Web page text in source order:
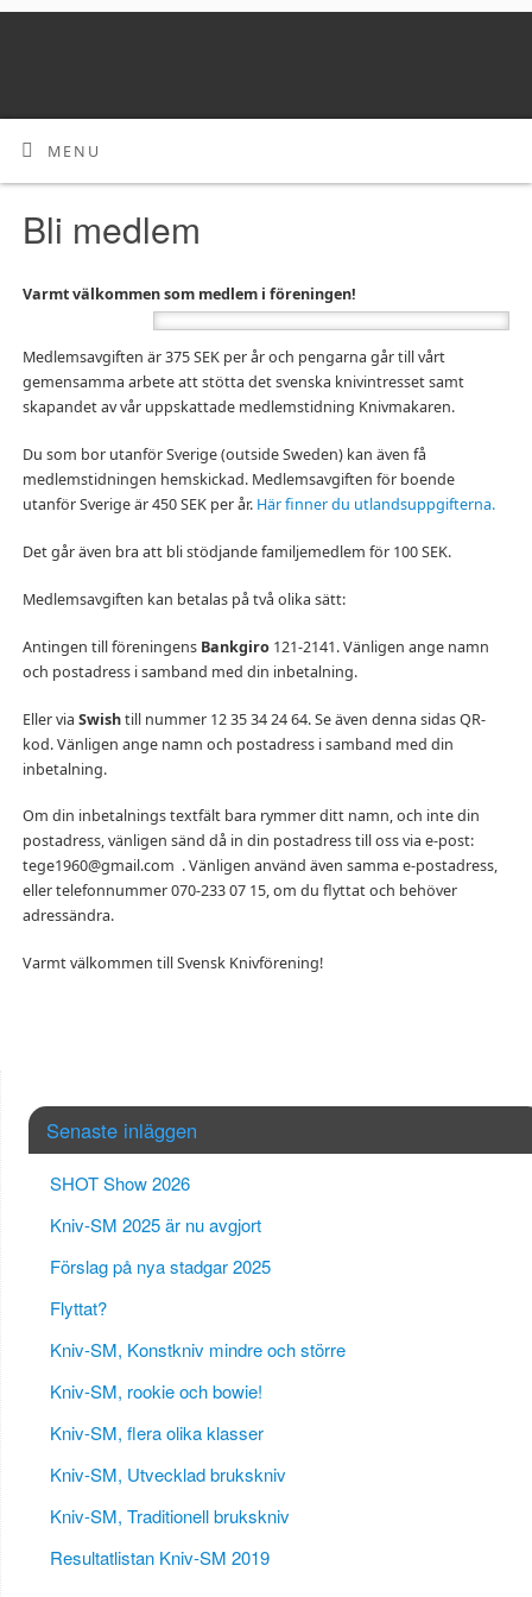
MENU
Bli medlem
Varmt välkommen som medlem i föreningen!
Medlemsavgiften är 375 SEK per år och pengarna går till vårt
gemensamma arbete att stötta det svenska knivintresset samt
skapandet av vår uppskattade medlemstidning Knivmakaren.
Du som bor utanför Sverige (outside Sweden) kan även få
medlemstidningen hemskickad. Medlemsavgiften för boende
utanför Sverige är 450 SEK per år. Här finner du utlandsuppgifterna.
Det går även bra att bli stödjande familjemedlem för 100 SEK.
Medlemsavgiften kan betalas på två olika sätt:
Antingen till föreningens Bankgiro121-2141. Vänligen ange namn
och postadress i samband med din inbetalning.
Eller via Swishtill nummer 12 35 34 24 64. Se även denna sidas QR-
kod. Vänligen ange namn och postadress i samband med din
inbetalning.
Om din inbetalnings textfält bara rymmer ditt namn, och inte din
postadress, vänligen sänd då in din postadress till oss via e-post:
tege1960@gmail.com . Vänligen använd även samma e-postadress,
eller telefonnummer 070-233 07 15, om du flyttat och behöver
adressändra.
Varmt välkommen till Svensk Knivförening!
Senaste inläggen
SHOT Show 2026
Kniv-SM 2025 är nu avgjort
Förslag på nya stadgar 2025
Flyttat?
Kniv-SM, Konstkniv mindre och större
Kniv-SM, rookie och bowie!
Kniv-SM, flera olika klasser
Kniv-SM, Utvecklad brukskniv
Kniv-SM, Traditionell brukskniv
Resultatlistan Kniv-SM 2019